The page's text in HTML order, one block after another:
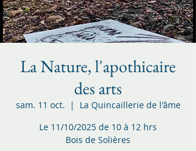
La Nature, l'apothicaire
des arts
sam. 11 oct.
  |
La Quincaillerie de l'âme
Le 11/10/2025 de 10 à 12 hrs
Bois de Solières